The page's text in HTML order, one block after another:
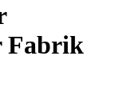
Fabrik